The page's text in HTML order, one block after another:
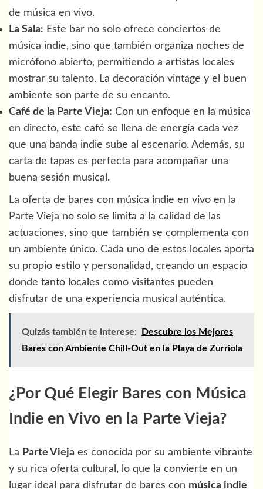
de música en vivo.
La Sala: Este bar no solo ofrece conciertos de
música indie, sino que también organiza noches de
micrófono abierto, permitiendo a artistas locales
mostrar su talento. La decoración vintage y el buen
ambiente son parte de su encanto.
Café de la Parte Vieja: Con un enfoque en la música
en directo, este café se llena de energía cada vez
que una banda indie sube al escenario. Además, su
carta de tapas es perfecta para acompañar una
buena sesión musical.
La oferta de bares con música indie en vivo en la
Parte Vieja no solo se limita a la calidad de las
actuaciones, sino que también se complementa con
un ambiente único. Cada uno de estos locales aporta
su propio estilo y personalidad, creando un espacio
donde tanto locales como visitantes pueden
disfrutar de una experiencia musical auténtica.
Quizás también te interese:
Descubre los Mejores
Bares con Ambiente Chill-Out en la Playa de Zurriola
¿Por Qué Elegir Bares con Música
Indie en Vivo en la Parte Vieja?
La Parte Vieja es conocida por su ambiente vibrante
y su rica oferta cultural, lo que la convierte en un
lugar ideal para disfrutar de bares con música indie